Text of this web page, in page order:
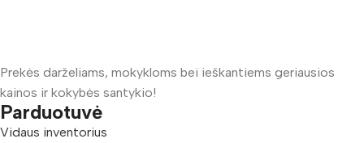
Prekės darželiams, mokykloms bei ieškantiems geriausios
kainos ir kokybės santykio!
Parduotuvė
Vidaus inventorius